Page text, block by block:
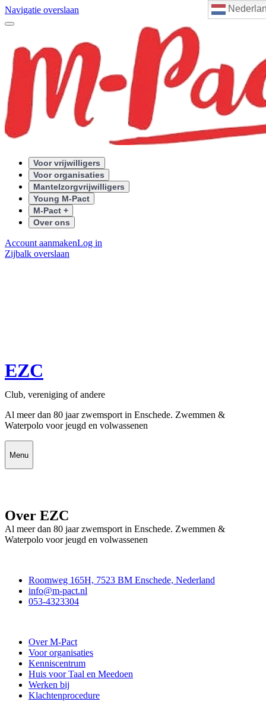
Navigatie overslaan
Voor vrijwilligers
Voor organisaties
Mantelzorgvrijwilligers
Young M-Pact
M-Pact +
Over ons
Account aanmakenLog in
Zijbalk overslaan
EZC
Club, vereniging of andere
Al meer dan 80 jaar zwemsport in Enschede. Zwemmen &
Waterpolo voor jeugd en volwassenen
Menu
Over EZC
Al meer dan 80 jaar zwemsport in Enschede. Zwemmen &
Waterpolo voor jeugd en volwassenen
Roomweg 165H, 7523 BM Enschede, Nederland
info@m-pact.nl
053-4323304
Over M-Pact
Voor organisaties
Kenniscentrum
Huis voor Taal en Meedoen
Werken bij
Klachtenprocedure